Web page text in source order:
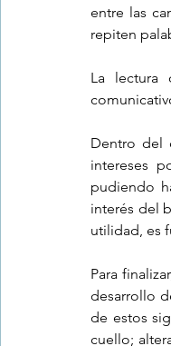
entre las
repiten
La lectura
Dentro del
intereses
pudiendo
interés del
utilidad, es
Para
desarrollo
de estos
cuello;